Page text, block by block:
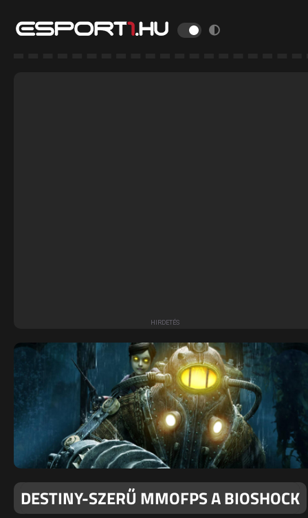
DESTINY-SZERŰ MMOFPS A BIOSHOCK